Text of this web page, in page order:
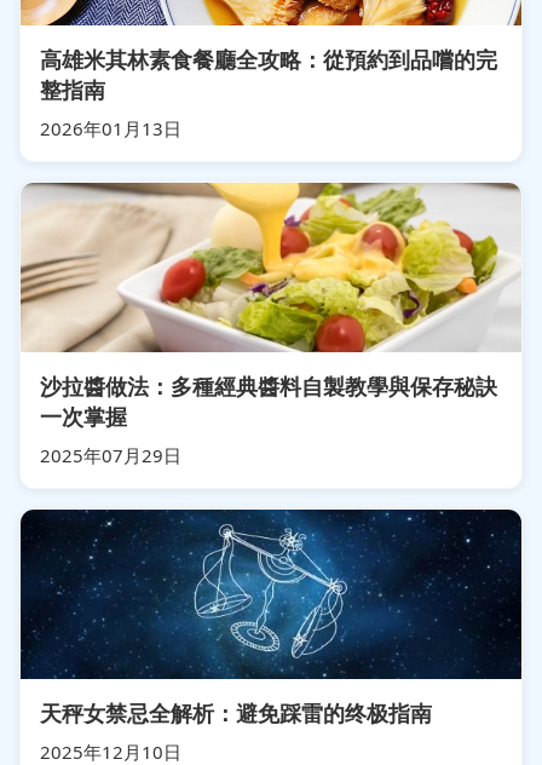
高雄米其林素食餐廳全攻略：從預約到品嚐的完
整指南
2026年01月13日
沙拉醬做法：多種經典醬料自製教學與保存秘訣
一次掌握
2025年07月29日
天秤女禁忌全解析：避免踩雷的终极指南
2025年12月10日